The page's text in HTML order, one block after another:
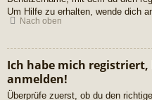
Um Hilfe zu erhalten, wende dich
Nach oben
Ich habe mich
anmelden!
Überprüfe zuerst, ob du den